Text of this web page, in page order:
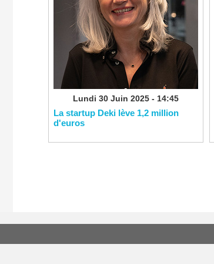
Lundi 30 Juin 2025 - 14:45
La startup Deki lève 1,2 million
d'euros